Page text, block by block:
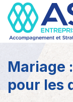
Mariage
pour les